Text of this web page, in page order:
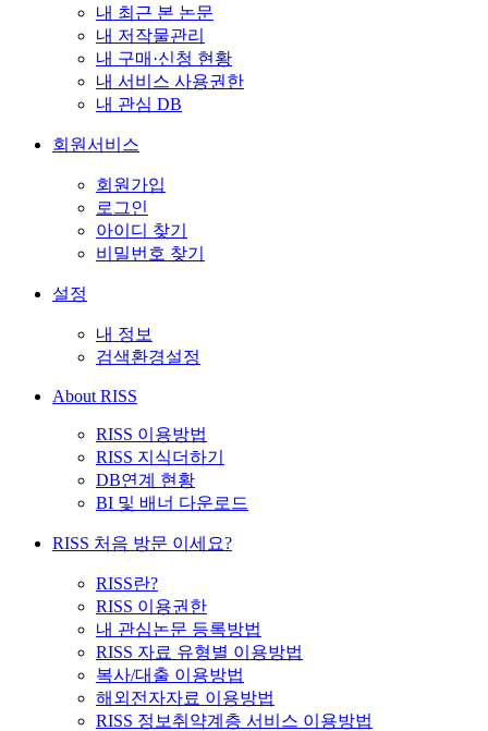
내 최근 본 논문
내 저작물관리
내 구매·신청 현황
내 서비스 사용권한
내 관심 DB
회원서비스
회원가입
로그인
아이디 찾기
비밀번호 찾기
설정
내 정보
검색환경설정
About RISS
RISS 이용방법
RISS 지식더하기
DB연계 현황
BI 및 배너 다운로드
RISS 처음 방문 이세요?
RISS란?
RISS 이용권한
내 관심논문 등록방법
RISS 자료 유형별 이용방법
복사/대출 이용방법
해외전자자료 이용방법
RISS 정보취약계층 서비스 이용방법